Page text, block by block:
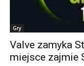
Gry
Valve zamyka
miejsce zajmie